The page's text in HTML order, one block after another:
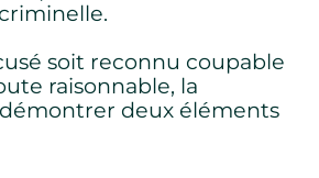
soit reconnu coupable
raisonnable, la
deux éléments